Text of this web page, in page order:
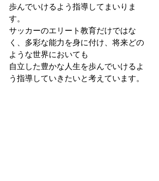
歩んでいけるよう指導してまいりま
す。
サッカーのエリート教育だけではな
く、多彩な能力を身に付け、将来どの
ような世界においても
自立した豊かな人生を歩んでいけるよ
う指導していきたいと考えています。